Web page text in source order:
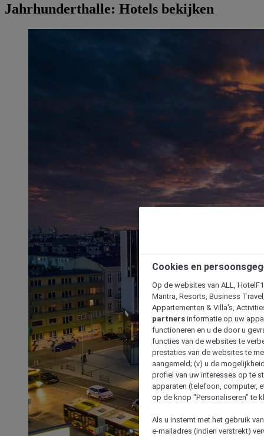
Jahrhunderthalle: Hotels bekijken
Cookies en
Op de websites van ALL,
Mantra, Resorts, Business
Appartementen & Villa's,
partners informatie op uw
functioneren en u de door u
functies van de websites te
prestaties van de websites te
aangemeld; (v) u de
profiel van uw interesses op te
apparaten (telefoon, computer,
op de knop "Personaliseren" te
Als u instemt met het gebruik
e-mailadres (indien verstrekt)